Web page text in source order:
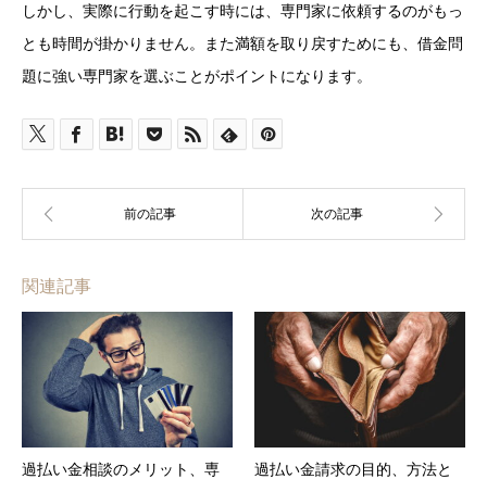
しかし、実際に行動を起こす時には、専門家に依頼するのがもっ
とも時間が掛かりません。また満額を取り戻すためにも、借金問
題に強い専門家を選ぶことがポイントになります。
関連記事
過払い金相談のメリット、専
過払い金請求の目的、方法と